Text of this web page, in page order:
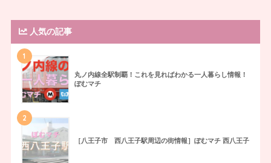
人気の記事
1
丸ノ内線全駅制覇！これを見ればわかる一人暮らし情報！
ぽむマチ
2
［八王子市 西八王子駅周辺の街情報］ぽむマチ 西八王子